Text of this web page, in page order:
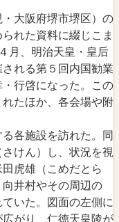
大阪府堺市堺区）の
れた資料に綴じこま
月、明治天皇・皇后
される第５回内国勧業
行啓になった。この
たほか、各会場や附
各施設を訪れた。同
けん）し、状況を視
虎雄（こめだとら
井村やその周辺の
いた。図面の左側に
がり、仁徳天皇陵が